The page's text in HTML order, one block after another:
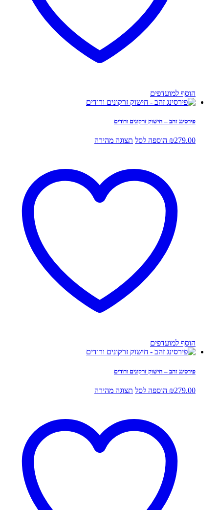
הוסף למועדפים
פירסינג זהב – חישוק זרקונים ורודים
₪279.00 הוספה לסל תצוגה מהירה
הוסף למועדפים
פירסינג זהב – חישוק זרקונים ורודים
₪279.00 הוספה לסל תצוגה מהירה